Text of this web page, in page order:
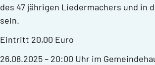
des 47 jährigen Liedermachers und in
sein.
Eintritt 20,00 Euro
26.08.2025 – 20:00 Uhr im